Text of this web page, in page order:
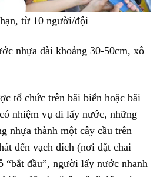
từ 10 người/đội
nhựa dài khoảng 30-50cm, xô
tổ chức trên bãi biển hoặc bãi
nhiệm vụ đi lấy nước, những
nhựa thành một cây cầu trên
đến vạch đích (nơi đặt chai
“bắt đầu”, người lấy nước nhanh